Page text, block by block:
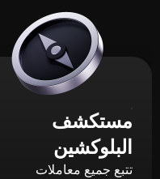
مستكشف
البلوكشين
تتبع جميع معاملات